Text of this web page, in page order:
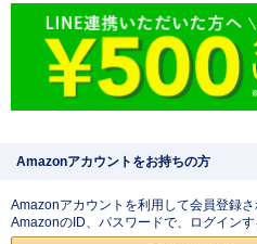
Amazonアカウントをお持ちの方
Amazonアカウントを利用して会員登録さ
AmazonのID、パスワードで、ログインす